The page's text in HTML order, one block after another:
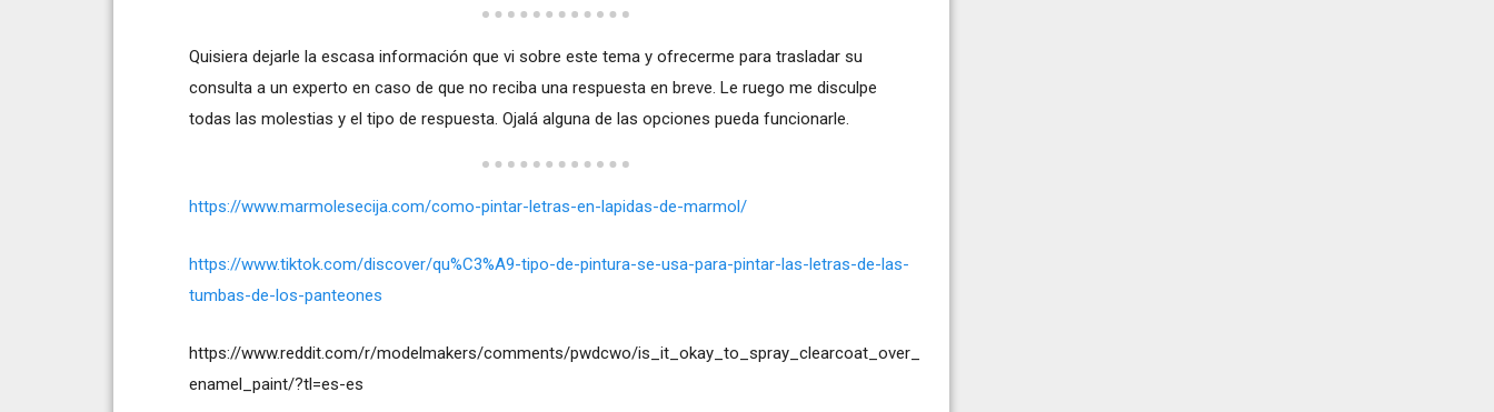
Quisiera dejarle la escasa información que vi sobre este tema y ofrecerme para trasladar su
consulta a un experto en caso de que no reciba una respuesta en breve. Le ruego me disculpe
todas las molestias y el tipo de respuesta. Ojalá alguna de las opciones pueda funcionarle.
https://www.marmolesecija.com/como-pintar-letras-en-lapidas-de-marmol/
https://www.tiktok.com/discover/qu%C3%A9-tipo-de-pintura-se-usa-para-pintar-las-letras-de-las-
tumbas-de-los-panteones
https://www.reddit.com/r/modelmakers/comments/pwdcwo/is_it_okay_to_spray_clearcoat_over_
enamel_paint/?tl=es-es